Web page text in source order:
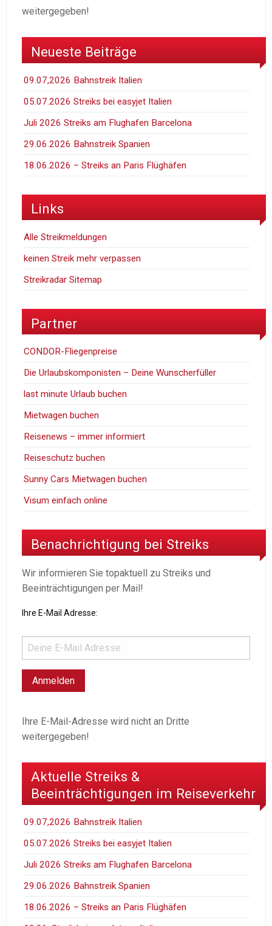
weitergegeben!
Neueste Beiträge
09.07,2026 Bahnstreik Italien
05.07.2026 Streiks bei easyjet Italien
Juli 2026 Streiks am Flughafen Barcelona
29.06.2026 Bahnstreik Spanien
18.06.2026 – Streiks an Paris Flüghäfen
Links
Alle Streikmeldungen
keinen Streik mehr verpassen
Streikradar Sitemap
Partner
CONDOR-Fliegenpreise
Die Urlaubskomponisten – Deine Wunscherfüller
last minute Urlaub buchen
Mietwagen buchen
Reisenews – immer informiert
Reiseschutz buchen
Sunny Cars Mietwagen buchen
Visum einfach online
Benachrichtigung bei Streiks
Wir informieren Sie topaktuell zu Streiks und
Beeinträchtigungen per Mail!
Ihre E-Mail Adresse:
Ihre E-Mail-Adresse wird nicht an Dritte
weitergegeben!
Aktuelle Streiks &
Beeinträchtigungen im Reiseverkehr
09.07,2026 Bahnstreik Italien
05.07.2026 Streiks bei easyjet Italien
Juli 2026 Streiks am Flughafen Barcelona
29.06.2026 Bahnstreik Spanien
18.06.2026 – Streiks an Paris Flüghäfen